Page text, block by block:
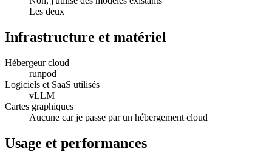
Les deux
Infrastructure et matériel
Hébergeur cloud
runpod
Logiciels et SaaS utilisés
vLLM
Cartes graphiques
Aucune car je passe par un hébergement cloud
Usage et performances